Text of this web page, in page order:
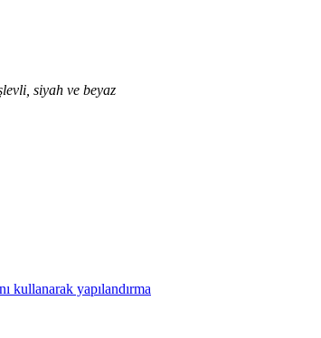
siyah ve beyaz
kullanarak yapılandırma